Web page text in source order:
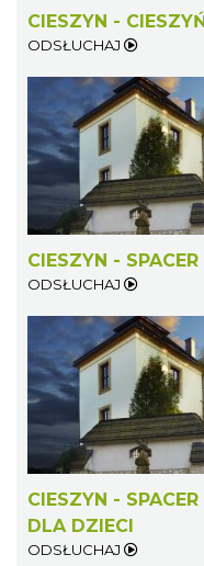
CIESZYN -
ODSŁUCHAJ
CIESZYN -
ODSŁUCHAJ
CIESZYN -
DLA DZIECI
ODSŁUCHAJ